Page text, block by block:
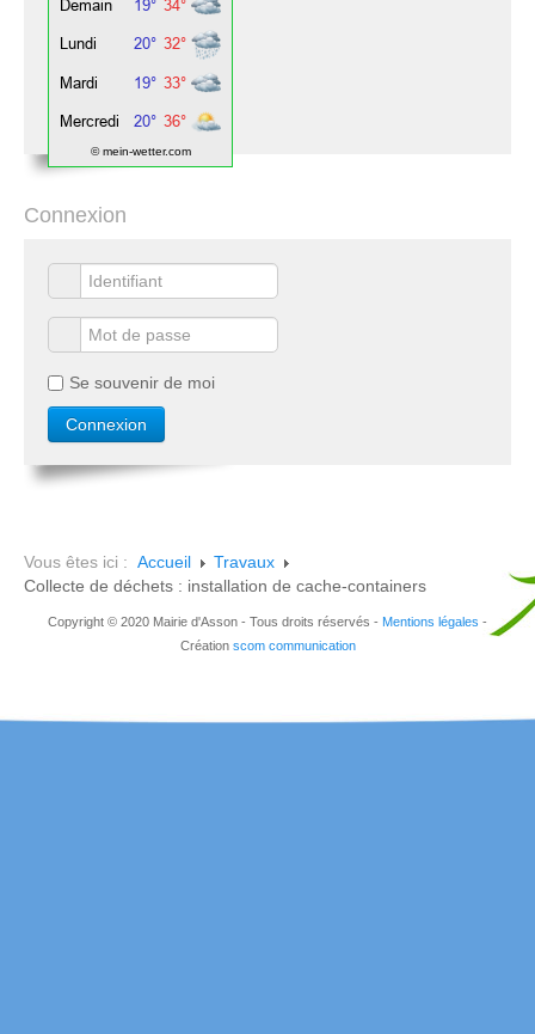
© mein-wetter.com
Connexion
Se souvenir de moi
Vous êtes ici : Accueil
Travaux
Collecte de déchets : installation de cache-containers
Copyright © 2020 Mairie d'Asson - Tous droits réservés - Mentions légales -
Création scom communication